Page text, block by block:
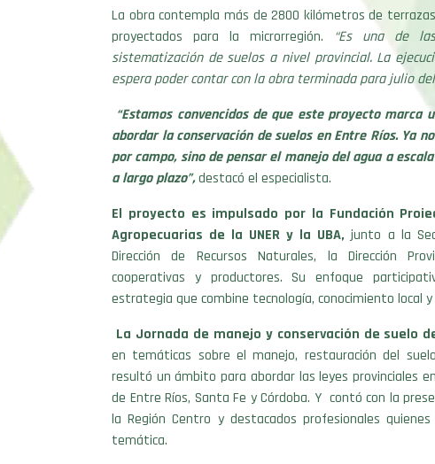
La obra contempla más de 2800 kilómetros de
proyectados para la microrregión. “Es una de
sistematización de suelos a nivel provincial. La
espera poder contar con la obra terminada para julio
“Estamos convencidos de que este proyecto marca
abordar la conservación de suelos en Entre Ríos. Ya
por campo, sino de pensar el manejo del agua a
a largo plazo”,destacó el especialista.
El proyecto es impulsado por la Fundación
Agropecuarias de la UNER y la UBA, junto a la
Dirección de Recursos Naturales, la Dirección
cooperativas y productores. Su enfoque
estrategia que combine tecnología, conocimiento local
La Jornada de manejo y conservación de suelo
en temáticas sobre el manejo, restauración del
resultó un ámbito para abordar las leyes provinciales
de Entre Ríos, Santa Fe y Córdoba. Y contó con la
la Región Centro y destacados profesionales
temática.